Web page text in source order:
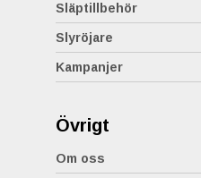
Släptillbehör
Slyröjare
Kampanjer
Övrigt
Om oss